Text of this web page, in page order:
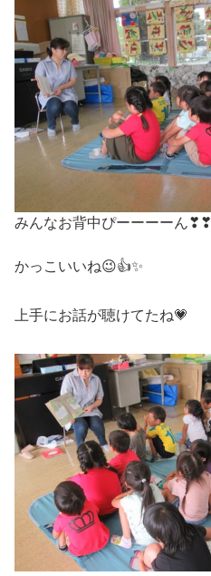
みんなお背中ぴーーーーん❣❣
かっこいいね😉👍✨
上手にお話が聴けてたね💗